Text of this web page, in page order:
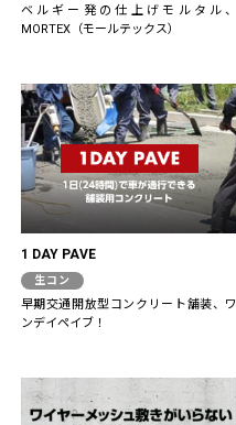
ベルギー発の仕上げモルタル、
MORTEX（モールテックス）
1 DAY PAVE
生コン
早期交通開放型コンクリート舗装、ワ
ンデイペイブ！